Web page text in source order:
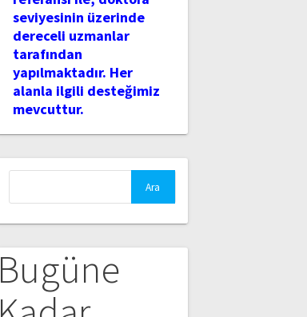
seviyesinin üzerinde
dereceli uzmanlar
tarafından
yapılmaktadır. Her
alanla ilgili desteğimiz
mevcuttur.
Bugüne